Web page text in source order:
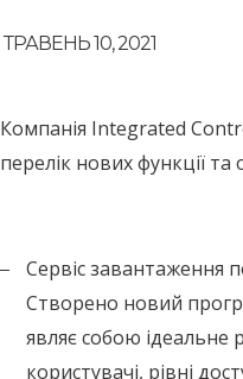
ТРАВЕНЬ 10, 2021
Компанія Integrated
перелік нових функції та
Сервіс завантаження
Створено новий
являє собою ідеальне
користувачі, рівні